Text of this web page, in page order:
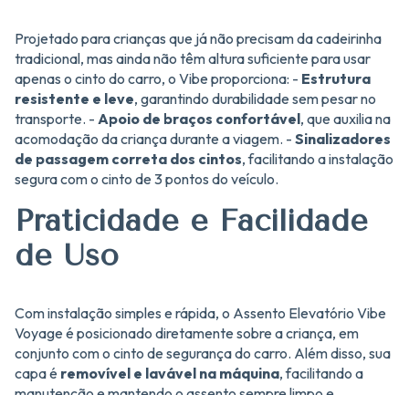
Projetado para crianças que já não precisam da cadeirinha
tradicional, mas ainda não têm altura suficiente para usar
apenas o cinto do carro, o Vibe proporciona: - Estrutura
resistente e leve, garantindo durabilidade sem pesar no
transporte. - Apoio de braços confortável, que auxilia na
acomodação da criança durante a viagem. - Sinalizadores
de passagem correta dos cintos, facilitando a instalação
segura com o cinto de 3 pontos do veículo.
Praticidade e Facilidade
de Uso
Com instalação simples e rápida, o Assento Elevatório Vibe
Voyage é posicionado diretamente sobre a criança, em
conjunto com o cinto de segurança do carro. Além disso, sua
capa é removível e lavável na máquina, facilitando a